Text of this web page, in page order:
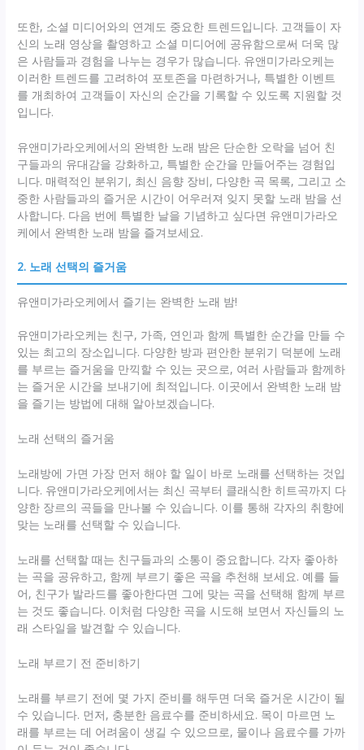
또한, 소셜 미디어와의 연계도 중요한 트렌드입니다. 고객들이 자
신의 노래 영상을 촬영하고 소셜 미디어에 공유함으로써 더욱 많
은 사람들과 경험을 나누는 경우가 많습니다. 유앤미가라오케는
이러한 트렌드를 고려하여 포토존을 마련하거나, 특별한 이벤트
를 개최하여 고객들이 자신의 순간을 기록할 수 있도록 지원할 것
입니다.
유앤미가라오케에서의 완벽한 노래 밤은 단순한 오락을 넘어 친
구들과의 유대감을 강화하고, 특별한 순간을 만들어주는 경험입
니다. 매력적인 분위기, 최신 음향 장비, 다양한 곡 목록, 그리고 소
중한 사람들과의 즐거운 시간이 어우러져 잊지 못할 노래 밤을 선
사합니다. 다음 번에 특별한 날을 기념하고 싶다면 유앤미가라오
케에서 완벽한 노래 밤을 즐겨보세요.
2. 노래 선택의 즐거움
유앤미가라오케에서 즐기는 완벽한 노래 밤!
유앤미가라오케는 친구, 가족, 연인과 함께 특별한 순간을 만들 수
있는 최고의 장소입니다. 다양한 방과 편안한 분위기 덕분에 노래
를 부르는 즐거움을 만끽할 수 있는 곳으로, 여러 사람들과 함께하
는 즐거운 시간을 보내기에 최적입니다. 이곳에서 완벽한 노래 밤
을 즐기는 방법에 대해 알아보겠습니다.
노래 선택의 즐거움
노래방에 가면 가장 먼저 해야 할 일이 바로 노래를 선택하는 것입
니다. 유앤미가라오케에서는 최신 곡부터 클래식한 히트곡까지 다
양한 장르의 곡들을 만나볼 수 있습니다. 이를 통해 각자의 취향에
맞는 노래를 선택할 수 있습니다.
노래를 선택할 때는 친구들과의 소통이 중요합니다. 각자 좋아하
는 곡을 공유하고, 함께 부르기 좋은 곡을 추천해 보세요. 예를 들
어, 친구가 발라드를 좋아한다면 그에 맞는 곡을 선택해 함께 부르
는 것도 좋습니다. 이처럼 다양한 곡을 시도해 보면서 자신들의 노
래 스타일을 발견할 수 있습니다.
노래 부르기 전 준비하기
노래를 부르기 전에 몇 가지 준비를 해두면 더욱 즐거운 시간이 될
수 있습니다. 먼저, 충분한 음료수를 준비하세요. 목이 마르면 노
래를 부르는 데 어려움이 생길 수 있으므로, 물이나 음료수를 가까